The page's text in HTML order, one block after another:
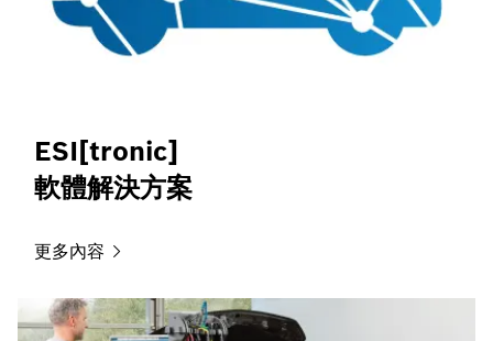
ESI[tronic]
軟體解決方案
更多內容